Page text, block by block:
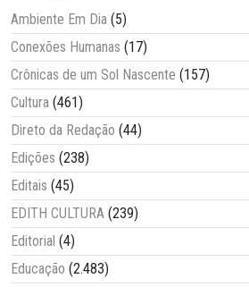
Ambiente Em Dia (5)
Conexões Humanas (17)
Crônicas de um Sol Nascente (157)
Cultura (461)
Direto da Redação (44)
Edições (238)
Editais (45)
EDITH CULTURA (239)
Editorial (4)
Educação (2.483)